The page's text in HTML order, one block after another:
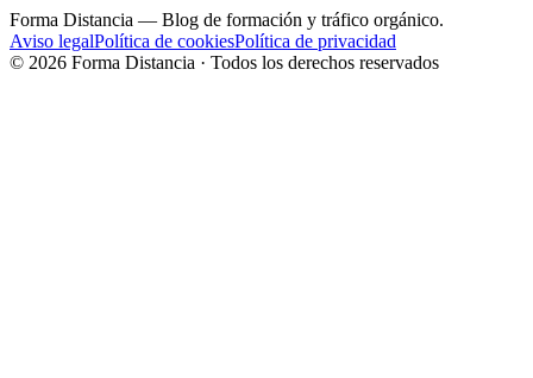
Forma Distancia — Blog de formación y tráfico orgánico.
Aviso legalPolítica de cookiesPolítica de privacidad
© 2026 Forma Distancia · Todos los derechos reservados